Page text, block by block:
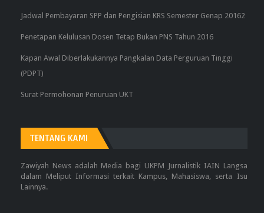
Jadwal Pembayaran SPP dan Pengisian KRS Semester Genap 20162
Penetapan Kelulusan Dosen Tetap Bukan PNS Tahun 2016
Kapan Awal Diberlakukannya Pangkalan Data Perguruan Tinggi
(PDPT)
Surat Permohonan Penuruan UKT
TENTANG KAMI
Zawiyah News adalah Media bagi UKPM Jurnalistik IAIN Langsa
dalam Meliput Informasi terkait Kampus, Mahasiswa, serta Isu
Lainnya.